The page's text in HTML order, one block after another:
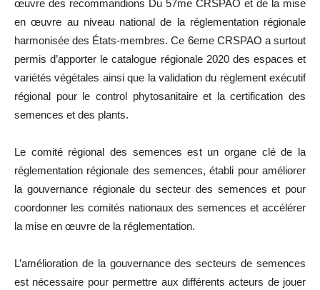
œuvre des recommandions Du 57me CRSPAO et de la mise
en œuvre au niveau national de la réglementation régionale
harmonisée des États-membres. Ce 6eme CRSPAO a surtout
permis d’apporter le catalogue régionale 2020 des espaces et
variétés végétales ainsi que la validation du règlement exécutif
régional pour le control phytosanitaire et la certification des
semences et des plants.
Le comité régional des semences est un organe clé de la
réglementation régionale des semences, établi pour améliorer
la gouvernance régionale du secteur des semences et pour
coordonner les comités nationaux des semences et accélérer
la mise en œuvre de la réglementation.
L’amélioration de la gouvernance des secteurs de semences
est nécessaire pour permettre aux différents acteurs de jouer